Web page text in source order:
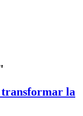
transformar la